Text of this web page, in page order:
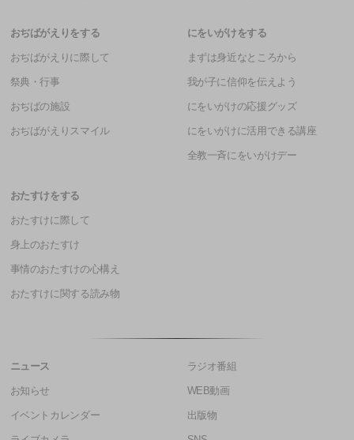
おぢばがえりをする
おぢばがえりに際して
祭典・行事
おぢばの施設
おぢばがえりスマイル
にをいがけをする
まずは身近なところから
我が子に信仰を伝えよう
にをいがけの応援グッズ
にをいがけに活用できる講座
全教一斉にをいがけデー
おたすけをする
おたすけに際して
身上のおたすけ
事情のおたすけの心構え
おたすけに関する読み物
ニュース
お知らせ
イベントカレンダー
ラジオ番組
WEB動画
出版物